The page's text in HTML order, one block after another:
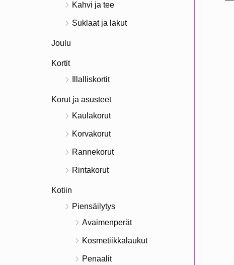
Kahvi ja tee
Suklaat ja lakut
Joulu
Kortit
Illalliskortit
Korut ja asusteet
Kaulakorut
Korvakorut
Rannekorut
Rintakorut
Kotiin
Piensäilytys
Avaimenperät
Kosmetiikkalaukut
Penaalit